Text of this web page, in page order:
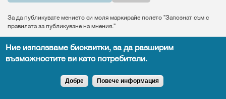
За да публикувате мението си моля маркирайе полето "Запознат съм с
правилата за публикуване на мнения."
Всички права запазени DocTiming.bg - позоваването на съдържание от
Copyright © 2015leandigitalsolutions.com
Ние използваме бисквитки, за да разширим
възможностите ви като потребители.
Добре Повече информация